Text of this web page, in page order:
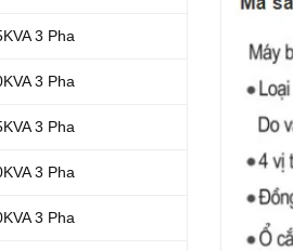
3 Pha
3 Pha
3 Pha
3 Pha
3 Pha